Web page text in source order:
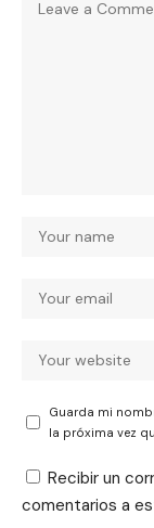
Guarda mi
la próxima vez
Recibir un
comentarios a